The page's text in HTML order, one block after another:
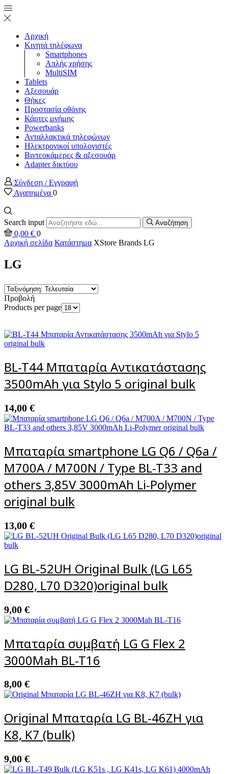
Αρχική
Κινητά τηλέφωνα
Smartphones
Απλής χρήσης
MultiSIM
Tablets
Αξεσουάρ
Θήκες
Προστασία οθόνης
Κάρτες μνήμης
Powerbanks
Ανταλλακτικά τηλεφώνων
Ηλεκτρονικοί υπολογιστές
Βιντεοκάμερες & αξεσουάρ
Adapter δικτύου
Σύνδεση / Εγγραφή
Αγαπημένα 0
Search input Αναζήτηση
0,00 € 0
Αρχική σελίδα Κατάστημα XStore Brands LG
LG
Προβολή
Products per page
BL-T44 Μπαταρία Αντικατάστασης
3500mAh για Stylo 5 original bulk
14,00 €
Μπαταρία smartphone LG Q6 / Q6a /
M700A / M700N / Type BL-T33 and
others 3,85V 3000mAh Li-Polymer
original bulk
13,00 €
LG BL-52UH Original Bulk (LG L65
D280, L70 D320)original bulk
9,00 €
Μπαταρία συμβατή LG G Flex 2
3000Mah BL-T16
8,00 €
Original Μπαταρία LG BL-46ZH για
K8, K7 (bulk)
9,00 €